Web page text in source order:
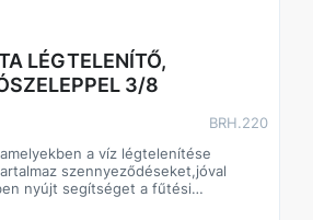
LÉGTELENÍTŐ,
3/8
BRH.220
a víz légtelenítése
szennyeződéseket,jóval
nyújt segítséget a fűtési